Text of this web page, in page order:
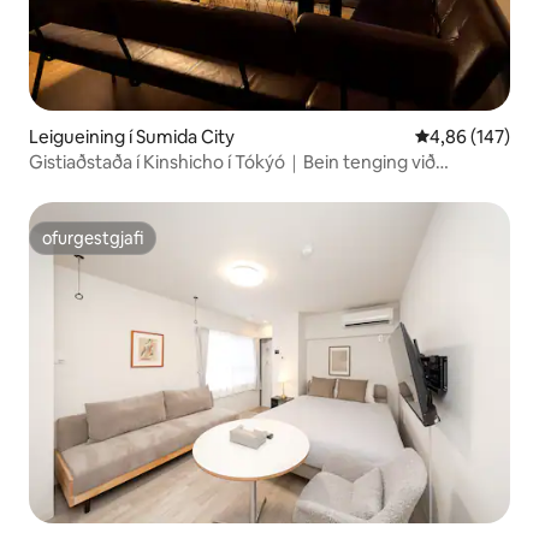
Leigueining í Sumida City 4,86 af 5 í
4,86 (147)
Gistiaðstaða í Kinshicho í Tókýó｜Bein tenging við
ofurgestgjafi
ofurgestgjafi